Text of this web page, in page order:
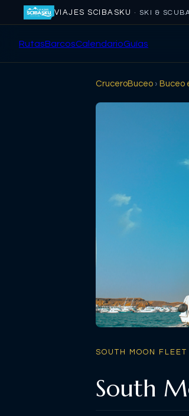
VIAJES SCIBASKU · SKI &
RutasBarcosCalendarioGuías
CruceroBuceo › Buceo
SOUTH MOON FLEET
South